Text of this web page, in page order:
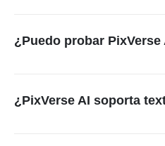
dinámicos y plantillas.
¿Puedo probar PixVerse
¿PixVerse AI soporta